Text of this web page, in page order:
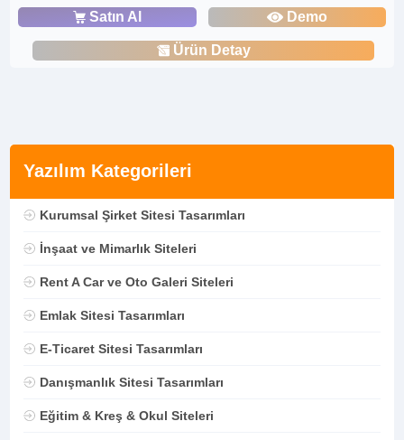
Yazılım Kategorileri
Kurumsal Şirket Sitesi Tasarımları
İnşaat ve Mimarlık Siteleri
Rent A Car ve Oto Galeri Siteleri
Emlak Sitesi Tasarımları
E-Ticaret Sitesi Tasarımları
Danışmanlık Sitesi Tasarımları
Eğitim & Kreş & Okul Siteleri
Satın Al Demo
Ürün Detay